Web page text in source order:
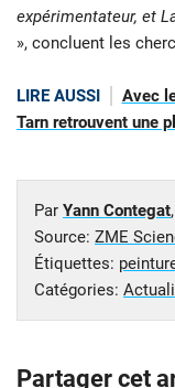
expérimentateur, et
», concluent les
LIRE AUSSI
Avec
Tarn retrouvent une
Par Yann Contegat
Source: ZME
Étiquettes:
Catégories:
Partager cet